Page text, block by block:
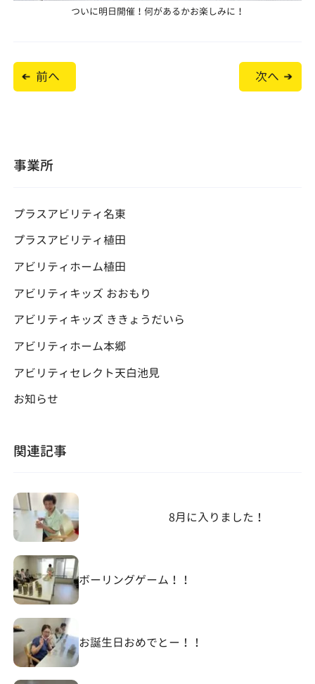
ついに明日開催！何があるかお楽しみに！
投
ナ
ョ
ン
前へ 次へ
事業所
プラスアビリティ名東
プラスアビリティ植田
アビリティホーム植田
アビリティキッズ おおもり
アビリティキッズ ききょうだいら
アビリティホーム本郷
アビリティセレクト天白池見
お知らせ
関連記事
8月に入りました！
ボーリングゲーム！！
お誕生日おめでとー！！